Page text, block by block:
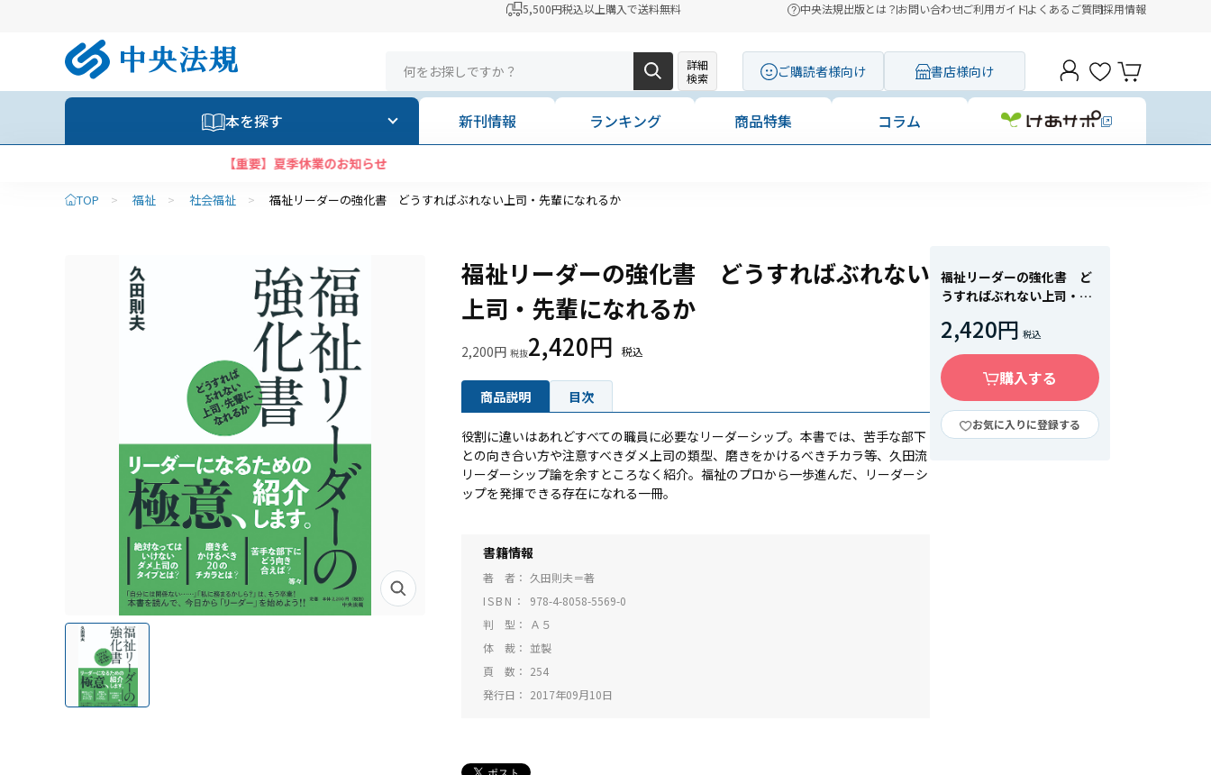
5,500円税込以上購入で送料無料 中央法規出版とは？お問い合わせご利用ガイドよくあるご質問採用情報
詳細
検索
ご購読者様向け 書店様向け
本を探す 新刊情報 ランキング 商品特集 コラム
TOP > 福祉 > 社会福祉 > 福祉リーダーの強化書 どうすればぶれない上司・先輩になれるか
福祉リーダーの強化書 どうすればぶれない
上司・先輩になれるか
2,200円 2,420円
商品説明 目次
役割に違いはあれどすべての職員に必要なリーダーシップ。本書では、苦手な部下
との向き合い方や注意すべきダメ上司の類型、磨きをかけるべきチカラ等、久田流
リーダーシップ論を余すところなく紹介。福祉のプロから一歩進んだ、リーダーシ
ップを発揮できる存在になれる一冊。
書籍情報
著 者
久田則夫＝著
ISBN
978-4-8058-5569-0
判 型
Ａ５
体 裁
並製
頁 数
254
発行日
2017年09月10日
福祉リーダーの強化書 ど
うすればぶれない上司・先
2,420円
購入する
お気に入りに登録する